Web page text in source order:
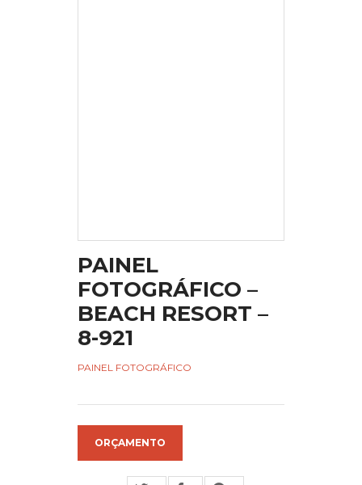
PAINEL
FOTOGRÁFICO –
BEACH RESORT –
8-921
PAINEL FOTOGRÁFICO
ORÇAMENTO